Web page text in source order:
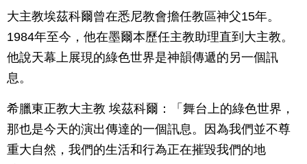
大主教埃茲科爾曾在悉尼教會擔任教區神父15年。
1984年至今，他在墨爾本歷任主教助理直到大主教。
他說天幕上展現的綠色世界是神韻傳遞的另一個訊
息。
希臘東正教大主教 埃茲科爾：「舞台上的綠色世界，
那也是今天的演出傳達的一個訊息。因為我們並不尊
重大自然，我們的生活和行為正在摧毀我們的地